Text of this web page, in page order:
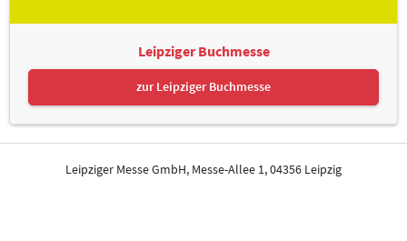
Leipziger Buchmesse
zur Leipziger Buchmesse
Leipziger Messe GmbH, Messe-Allee 1, 04356 Leipzig